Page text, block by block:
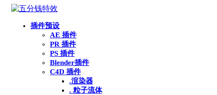
插件预设
AE 插件
PR 插件
PS 插件
Blender插件
C4D 插件
.渲染器
. 粒子流体